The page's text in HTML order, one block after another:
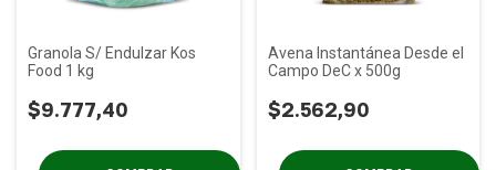
Granola S/ Endulzar Kos
Food 1 kg
$9.777,40
Avena Instantánea Desde el
Campo DeC x 500g
$2.562,90